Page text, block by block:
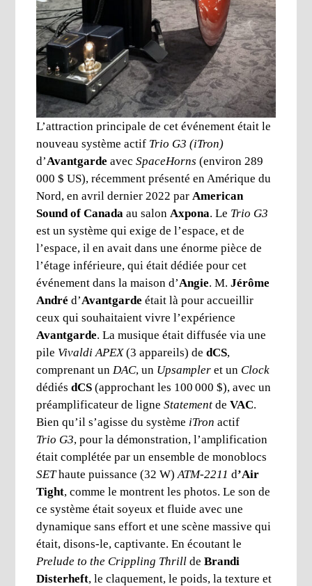
L’attraction principale de cet événement était le
nouveau système actif Trio G3 (iTron)
d’Avantgarde avec SpaceHorns(environ 289
000 $ US), récemment présenté en Amérique du
Nord, en avril dernier 2022 parAmerican
Sound of Canada au salonAxpona. Le Trio G3
est un système qui exige de l’espace, et de
l’espace, il en avait dans une énorme pièce de
l’étage inférieure, qui était dédiée pour cet
événement dans la maison d’Angie. M.Jérôme
André d’Avantgarde était là pour accueillir
ceux qui souhaitaient vivre l’expérience
Avantgarde. La musique était diffusée via une
pile Vivaldi APEX(3 appareils) dedCS,
comprenant unDAC, un Upsampler et un Clock
dédiésdCS (approchant les 100 000 $), avec un
préamplificateur de ligneStatementdeVAC.
Bien qu’il s’agisse du système iTronactif
Trio G3, pour la démonstration, l’amplification
était complétée par un ensemble de monoblocs
SEThaute puissance (32 W)ATM-2211 d’Air
Tight, comme le montrent les photos. Le son de
ce système était soyeux et fluide avec une
dynamique sans effort et une scène massive qui
était, disons-le, captivante. En écoutant le
Prelude to the Crippling ThrilldeBrandi
Disterheft, le claquement, le poids, la texture et